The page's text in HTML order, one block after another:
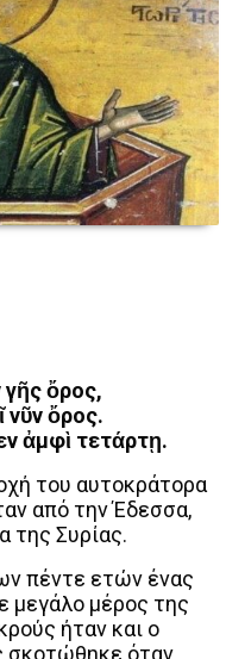
ὄρος,
νῦν ὄρος.
ἀμφὶ τετάρτῃ.
του αυτοκράτορα
από την Έδεσσα,
της Συρίας.
πέντε ετών ένας
μεγάλο μέρος της
ήταν και ο
σκοτώθηκε όταν